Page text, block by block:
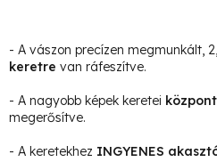
- A vászon precízen megmunkált,
keretre van ráfeszítve.
- A nagyobb képek keretei
megerősítve.
- A keretekhez INGYENES